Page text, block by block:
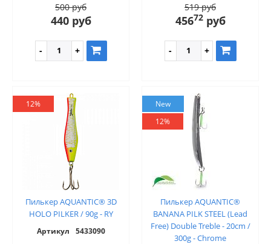
500 руб
440 руб
519 руб
45672руб
12%
Пилькер AQUANTIC® 3D
HOLO PILKER / 90g - RY
Артикул 5433090
New
12%
Пилькер AQUANTIC®
BANANA PILK STEEL (Lead
Free) Double Treble - 20cm /
300g - Chrome